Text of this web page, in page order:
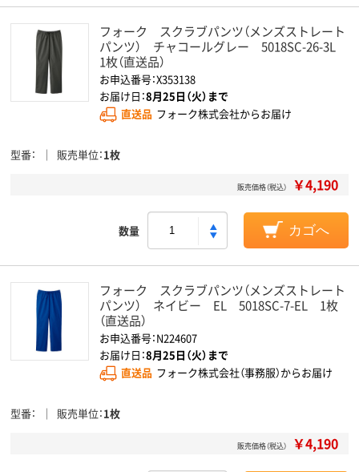
フォーク スクラブパンツ（メンズストレート
パンツ） チャコールグレー 5018SC-26-3L
1枚（直送品）
お申込番号：X353138
お届け日：8月25日（火）まで
直送品 フォーク株式会社からお届け
型番 販売単位 1枚
販売価格（税込） ￥4,190
数量 カゴへ
フォーク スクラブパンツ（メンズストレート
パンツ） ネイビー EL 5018SC-7-EL 1枚
（直送品）
お申込番号：N224607
お届け日：8月25日（火）まで
直送品 フォーク株式会社（事務服）からお届け
型番 販売単位 1枚
販売価格（税込） ￥4,190